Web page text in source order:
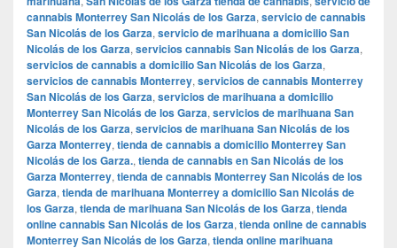
cannabis Monterrey San Nicolás de los Garza, servicio de cannabis
San Nicolás de los Garza, servicio de marihuana a domicilio San
Nicolás de los Garza, servicios cannabis San Nicolás de los Garza,
servicios de cannabis a domicilio San Nicolás de los Garza,
servicios de cannabis Monterrey, servicios de cannabis Monterrey
San Nicolás de los Garza, servicios de marihuana a domicilio
Monterrey San Nicolás de los Garza, servicios de marihuana San
Nicolás de los Garza, servicios de marihuana San Nicolás de los
Garza Monterrey, tienda de cannabis a domicilio Monterrey San
Nicolás de los Garza., tienda de cannabis en San Nicolás de los
Garza Monterrey, tienda de cannabis Monterrey San Nicolás de los
Garza, tienda de marihuana Monterrey a domicilio San Nicolás de
los Garza, tienda de marihuana San Nicolás de los Garza, tienda
online cannabis San Nicolás de los Garza, tienda online de cannabis
Monterrey San Nicolás de los Garza, tienda online marihuana